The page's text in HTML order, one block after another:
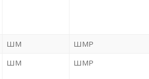
ШМ ШМР
ШМ ШМР